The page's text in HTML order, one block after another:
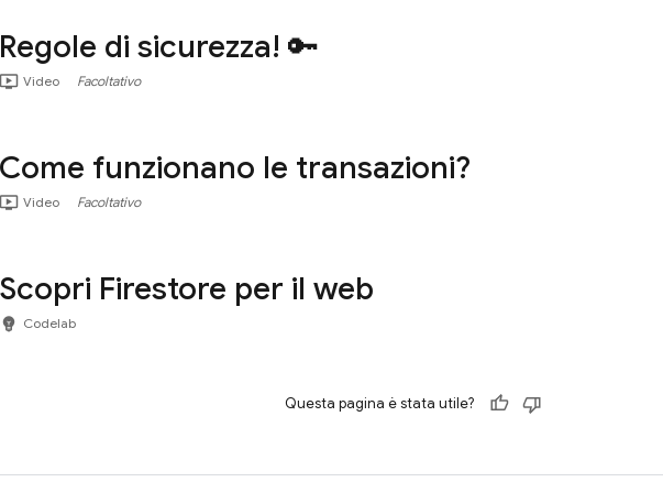
Regole di sicurezza! 🔑
ondemand_video Video Facoltativo
Come funzionano le transazioni?
ondemand_video Video Facoltativo
Scopri Firestore per il web
emoji_objects Codelab
Questa pagina è stata utile?